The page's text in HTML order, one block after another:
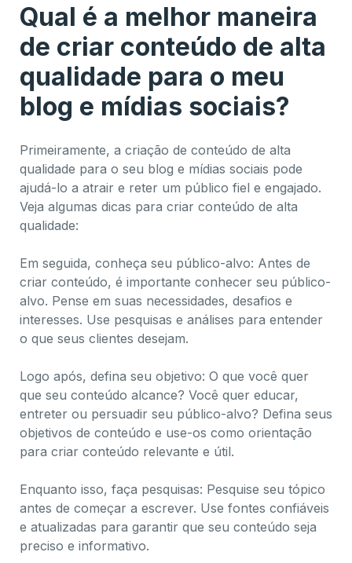
Qual é a melhor maneira
de criar conteúdo de alta
qualidade para o meu
blog e mídias sociais?
Primeiramente, a criação de conteúdo de alta
qualidade para o seu blog e mídias sociais pode
ajudá-lo a atrair e reter um público fiel e engajado.
Veja algumas dicas para criar conteúdo de alta
qualidade:
Em seguida, conheça seu público-alvo: Antes de
criar conteúdo, é importante conhecer seu público-
alvo. Pense em suas necessidades, desafios e
interesses. Use pesquisas e análises para entender
o que seus clientes desejam.
Logo após, defina seu objetivo: O que você quer
que seu conteúdo alcance? Você quer educar,
entreter ou persuadir seu público-alvo? Defina seus
objetivos de conteúdo e use-os como orientação
para criar conteúdo relevante e útil.
Enquanto isso, faça pesquisas: Pesquise seu tópico
antes de começar a escrever. Use fontes confiáveis
​​e atualizadas para garantir que seu conteúdo seja
preciso e informativo.